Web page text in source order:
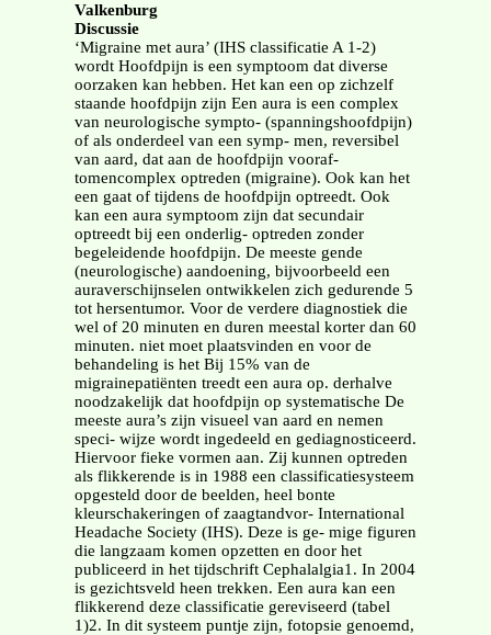
Valkenburg
Discussie
‘Migraine met aura’ (IHS classificatie A 1-2)
wordt Hoofdpijn is een symptoom dat diverse
oorzaken kan hebben. Het kan een op zichzelf
staande hoofdpijn zijn Een aura is een complex
van neurologische sympto- (spanningshoofdpijn)
of als onderdeel van een symp- men, reversibel
van aard, dat aan de hoofdpijn vooraf-
tomencomplex optreden (migraine). Ook kan het
een gaat of tijdens de hoofdpijn optreedt. Ook
kan een aura symptoom zijn dat secundair
optreedt bij een onderlig- optreden zonder
begeleidende hoofdpijn. De meeste gende
(neurologische) aandoening, bijvoorbeeld een
auraverschijnselen ontwikkelen zich gedurende 5
tot hersentumor. Voor de verdere diagnostiek die
wel of 20 minuten en duren meestal korter dan 60
minuten. niet moet plaatsvinden en voor de
behandeling is het Bij 15% van de
migrainepatiënten treedt een aura op. derhalve
noodzakelijk dat hoofdpijn op systematische De
meeste aura’s zijn visueel van aard en nemen
speci- wijze wordt ingedeeld en gediagnosticeerd.
Hiervoor fieke vormen aan. Zij kunnen optreden
als flikkerende is in 1988 een classificatiesysteem
opgesteld door de beelden, heel bonte
kleurschakeringen of zaagtandvor- International
Headache Society (IHS). Deze is ge- mige figuren
die langzaam komen opzetten en door het
publiceerd in het tijdschrift Cephalalgia1. In 2004
is gezichtsveld heen trekken. Een aura kan een
flikkerend deze classificatie gereviseerd (tabel
1)2. In dit systeem puntje zijn, fotopsie genoemd,